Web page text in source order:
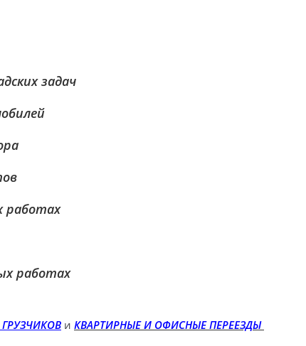
задач
работах
работах
и КВАРТИРНЫЕ И ОФИСНЫЕ ПЕРЕЕЗДЫ
Услуги
на данном сайте носит